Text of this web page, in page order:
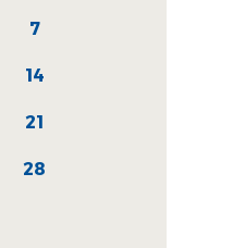
7
14
21
28